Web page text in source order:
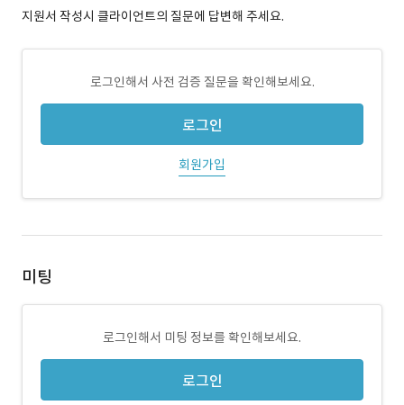
지원서 작성시 클라이언트의 질문에 답변해 주세요.
로그인해서 사전 검증 질문을 확인해보세요.
로그인
회원가입
미팅
로그인해서 미팅 정보를 확인해보세요.
로그인